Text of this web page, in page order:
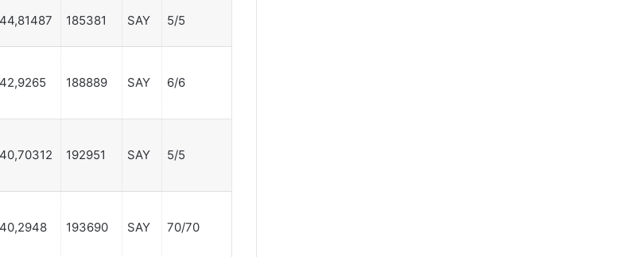
185381 SAY 5/5
188889 SAY 6/6
192951 SAY 5/5
193690 SAY 70/70